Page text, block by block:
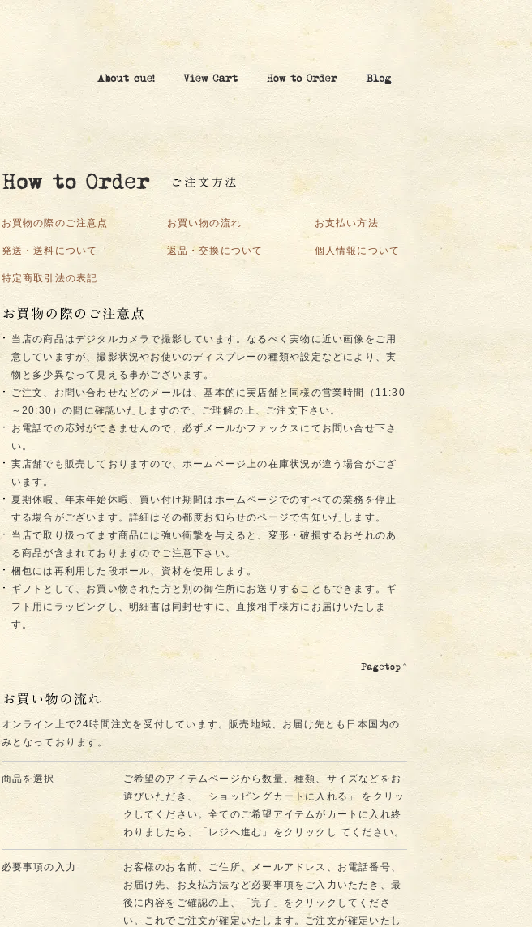
お買物の際のご注意点 お買い物の流れ お支払い方法
発送・送料について 返品・交換について 個人情報について
特定商取引法の表記
当店の商品はデジタルカメラで撮影しています。なるべく実物に近い画像をご用
意していますが、撮影状況やお使いのディスプレーの種類や設定などにより、実
物と多少異なって見える事がございます。
ご注文、お問い合わせなどのメールは、基本的に実店舗と同様の営業時間（11:30
～20:30）の間に確認いたしますので、ご理解の上、ご注文下さい。
お電話での応対ができませんので、必ずメールかファックスにてお問い合せ下さ
い。
実店舗でも販売しておりますので、ホームページ上の在庫状況が違う場合がござ
います。
夏期休暇、年末年始休暇、買い付け期間はホームページでのすべての業務を停止
する場合がございます。詳細はその都度お知らせのページで告知いたします。
当店で取り扱ってます商品には強い衝撃を与えると、変形・破損するおそれのあ
る商品が含まれておりますのでご注意下さい。
梱包には再利用した段ボール、資材を使用します。
ギフトとして、お買い物された方と別の御住所にお送りすることもできます。ギ
フト用にラッピングし、明細書は同封せずに、直接相手様方にお届けいたしま
す。
オンライン上で24時間注文を受付しています。販売地域、お届け先とも日本国内の
みとなっております。
商品を選択
ご希望のアイテムページから数量、種類、サイズなどをお
選びいただき、「ショッピングカートに入れる」 をクリッ
クしてください。全てのご希望アイテムがカートに入れ終
わりましたら、「レジへ進む」をクリックし てください。
必要事項の入力
お客様のお名前、ご住所、メールアドレス、お電話番号、
お届け先、お支払方法など必要事項をご入力いただき、最
後に内容をご確認の上、「完了」をクリックしてくださ
い。これでご注文が確定いたします。ご注文が確定いたし